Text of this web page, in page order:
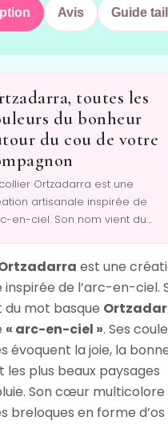
Avis Guide
toutes les
du bonheur
du cou de votre
Ortzadarra est une
artisanale inspirée de
en-ciel. Son nom vient du…
est une
de l’arc-en-ciel.
du mot basque
« arc-en-ciel ». Ses
évoquent la joie, la
les plus beaux paysages
Son cœur
breloques en forme